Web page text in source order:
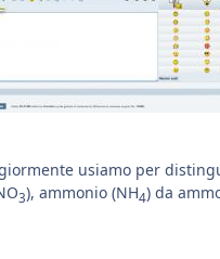
usiamo per
3), ammonio (NH4) da